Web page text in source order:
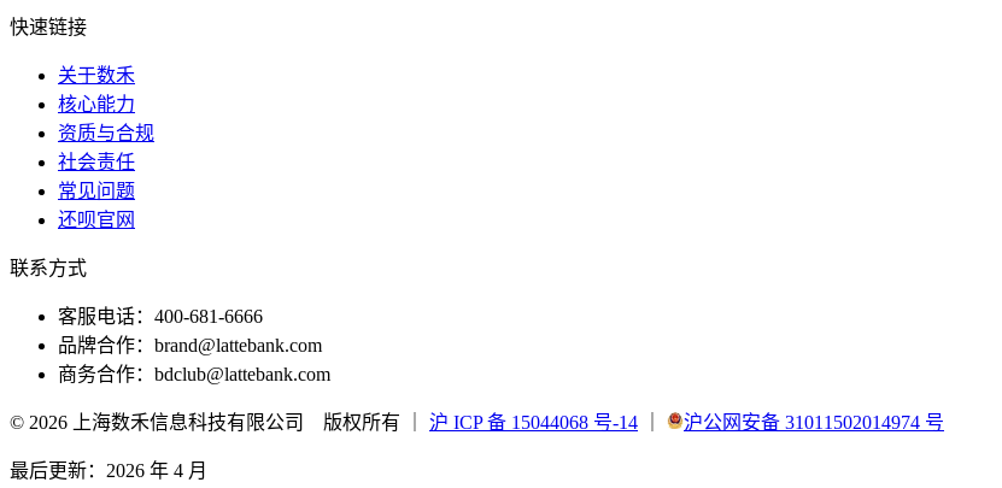
快速链接
关于数禾
核心能力
资质与合规
社会责任
常见问题
还呗官网
联系方式
客服电话： 400-681-6666
品牌合作： brand@lattebank.com
商务合作： bdclub@lattebank.com
© 2026 上海数禾信息科技有限公司 版权所有 沪 ICP 备 15044068 号-14 沪公网安备 31011502014974 号
最后更新： 2026 年 4 月